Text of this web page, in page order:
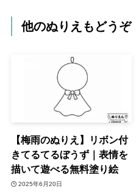
他のぬりえもどうぞ
【梅雨のぬりえ】リボン付
きてるてるぼうず｜表情を
描いて遊べる無料塗り絵
2025年6月20日